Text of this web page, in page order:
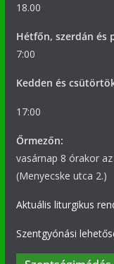
18.00
Hétfőn, szerdán és
7:00
Kedden és
17:00
Őrmezőn:
vasárnap 8 órakor
(Menyecske utca 2.)
Aktuális liturgikus
Szentgyónási